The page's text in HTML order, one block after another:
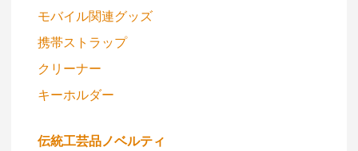
モバイル関連グッズ
携帯ストラップ
クリーナー
キーホルダー
伝統工芸品ノベルティ